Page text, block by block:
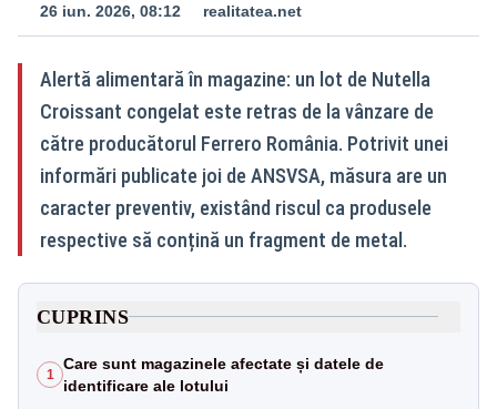
26 iun. 2026, 08:12 realitatea.net
Alertă alimentară în magazine: un lot de Nutella
Croissant congelat este retras de la vânzare de
către producătorul Ferrero România. Potrivit unei
informări publicate joi de ANSVSA, măsura are un
caracter preventiv, existând riscul ca produsele
respective să conțină un fragment de metal.
CUPRINS
1
Care sunt magazinele afectate și datele de
identificare ale lotului